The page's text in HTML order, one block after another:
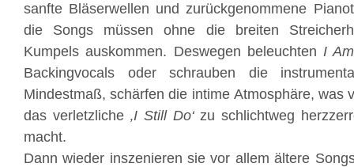
sanfte Bläserwellen und zurückgenommene
die Songs müssen ohne die breiten
Kumpels auskommen. Deswegen beleuchten I
Backingvocals oder schrauben die
Mindestmaß, schärfen die intime Atmosphäre, was
das verletzliche ‚I Still Do‘zu schlichtweg
macht.
Dann wieder inszenieren sie vor allem ältere